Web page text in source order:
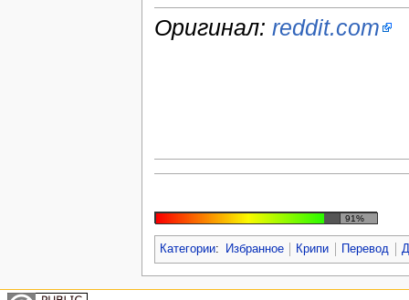
Оригинал: reddit.com
91%
Категории: Избранное Крипи Перевод